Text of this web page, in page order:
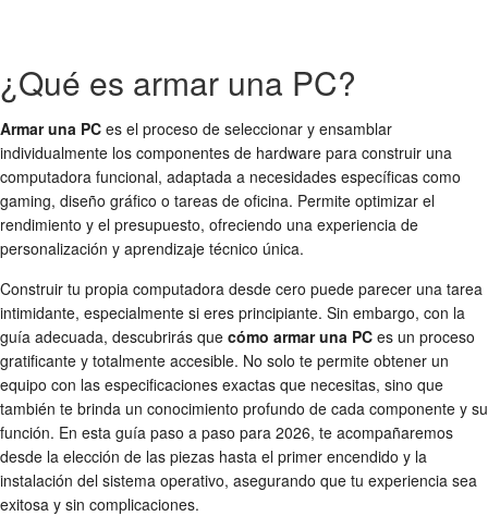
¿Qué es armar una PC?
Armar una PC es el proceso de seleccionar y ensamblar
individualmente los componentes de hardware para construir una
computadora funcional, adaptada a necesidades específicas como
gaming, diseño gráfico o tareas de oficina. Permite optimizar el
rendimiento y el presupuesto, ofreciendo una experiencia de
personalización y aprendizaje técnico única.
Construir tu propia computadora desde cero puede parecer una tarea
intimidante, especialmente si eres principiante. Sin embargo, con la
guía adecuada, descubrirás que cómo armar una PC es un proceso
gratificante y totalmente accesible. No solo te permite obtener un
equipo con las especificaciones exactas que necesitas, sino que
también te brinda un conocimiento profundo de cada componente y su
función. En esta guía paso a paso para 2026, te acompañaremos
desde la elección de las piezas hasta el primer encendido y la
instalación del sistema operativo, asegurando que tu experiencia sea
exitosa y sin complicaciones.